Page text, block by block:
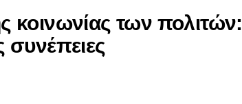
στη θέση μου».
κοινωνίας των πολιτών:
συνέπειες